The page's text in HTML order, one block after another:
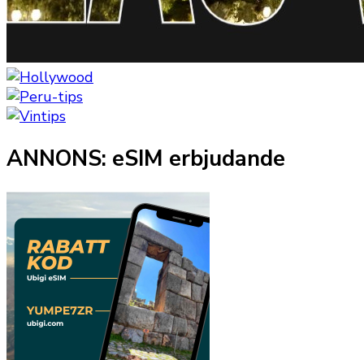
ANNONS: eSIM erbjudande